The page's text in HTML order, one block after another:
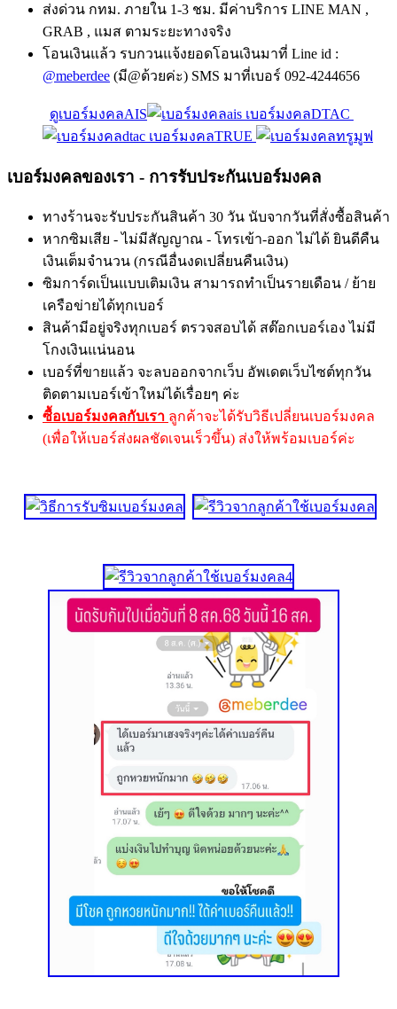
ส่งด่วน กทม. ภายใน 1-3 ชม. มีค่าบริการ LINE MAN ,
GRAB , แมส ตามระยะทางจริง
โอนเงินแล้ว รบกวนแจ้งยอดโอนเงินมาที่ Line id :
@meberdee (มี@ด้วยค่ะ) SMS มาที่เบอร์ 092-4244656
ดูเบอร์มงคลAIS
เบอร์มงคลDTAC
เบอร์มงคลTRUE
เบอร์มงคลของเรา - การรับประกันเบอร์มงคล
ทางร้านจะรับประกันสินค้า 30 วัน นับจากวันที่สั่งซื้อสินค้า
หากซิมเสีย - ไม่มีสัญญาณ - โทรเข้า-ออก ไม่ได้ ยินดีคืน
เงินเต็มจำนวน (กรณีอื่นงดเปลี่ยนคืนเงิน)
ซิมการ์ดเป็นแบบเติมเงิน สามารถทำเป็นรายเดือน / ย้าย
เครือข่ายได้ทุกเบอร์
สินค้ามีอยู่จริงทุกเบอร์ ตรวจสอบได้ สต๊อกเบอร์เอง ไม่มี
โกงเงินแน่นอน
เบอร์ที่ขายแล้ว จะลบออกจากเว็บ อัพเดตเว็บไซต์ทุกวัน
ติดตามเบอร์เข้าใหม่ได้เรื่อยๆ ค่ะ
ซื้อเบอร์มงคลกับเรา ลูกค้าจะได้รับวิธีเปลี่ยนเบอร์มงคล
(เพื่อให้เบอร์ส่งผลชัดเจนเร็วขึ้น) ส่งให้พร้อมเบอร์ค่ะ